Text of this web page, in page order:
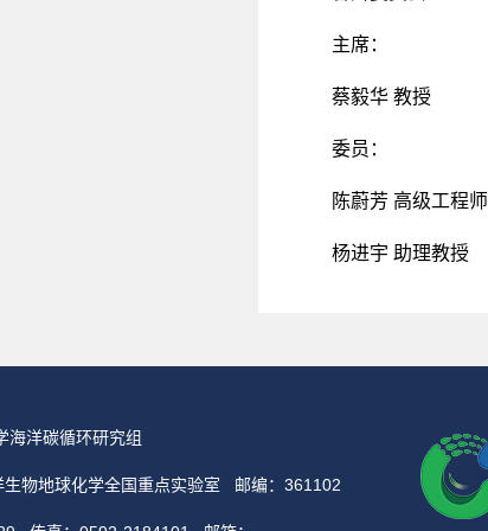
主席：
蔡毅华 教授
委员：
陈蔚芳 高级工程师
杨进宇 助理教授
海洋碳循环研究组
生物地球化学全国重点实验室 邮编：361102